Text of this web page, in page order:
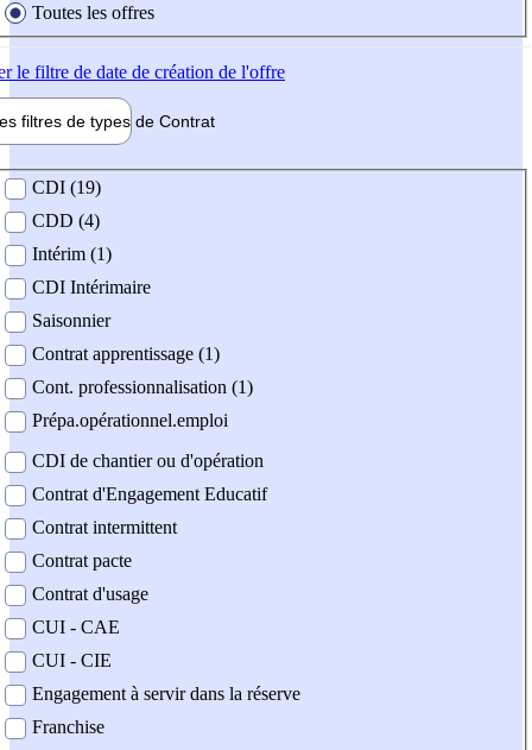
Toutes les offres
le filtre de date de création de l'offre
filtres de types de Contrat
contrat
CDI (19)
CDD (4)
Intérim (1)
CDI Intérimaire
Saisonnier
Contrat apprentissage (1)
Cont. professionnalisation (1)
Prépa.opérationnel.emploi
CDI de chantier ou d'opération
Contrat d'Engagement Educatif
Contrat intermittent
Contrat pacte
Contrat d'usage
CUI - CAE
CUI - CIE
Engagement à servir dans la réserve
Franchise